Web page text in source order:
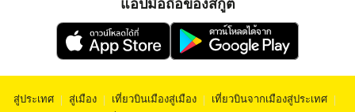
แอปมือถือของสกู๊ต
สู่ประเทศ | สู่เมือง | เที่ยวบินเมืองสู่เมือง | เที่ยวบินจากเมืองสู่ประเทศ |